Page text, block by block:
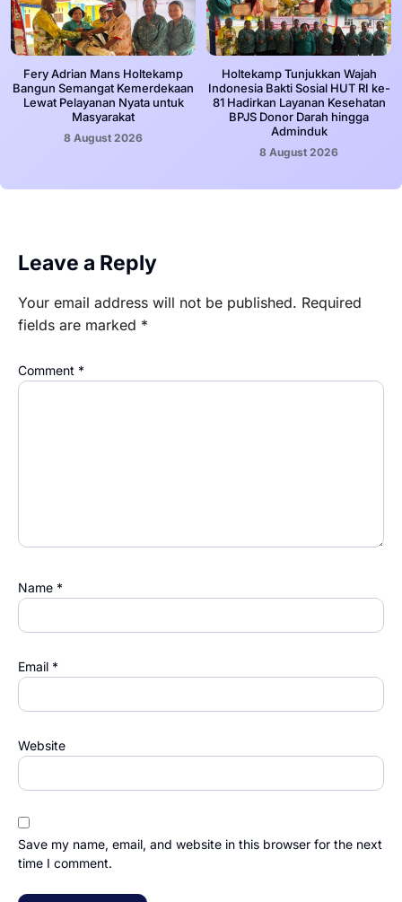
Fery Adrian Mans Holtekamp
Bangun Semangat Kemerdekaan
Lewat Pelayanan Nyata untuk
Masyarakat
8 August 2026
Holtekamp Tunjukkan Wajah
Indonesia Bakti Sosial HUT RI ke-
81 Hadirkan Layanan Kesehatan
BPJS Donor Darah hingga
Adminduk
8 August 2026
Leave a Reply
Your email address will not be published. Required
fields are marked *
Comment *
Name *
Email *
Website
Save my name, email, and website in this browser for the next
time I comment.